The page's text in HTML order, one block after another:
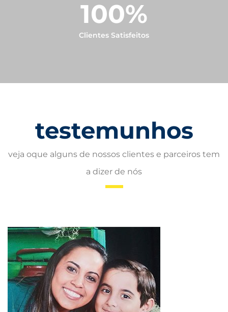
100%
Clientes Satisfeitos
testemunhos
veja oque alguns de nossos clientes e parceiros tem
a dizer de nós